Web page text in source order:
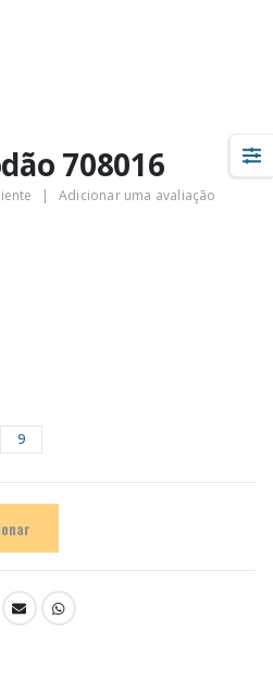
708016
| Adicionar uma avaliação
9